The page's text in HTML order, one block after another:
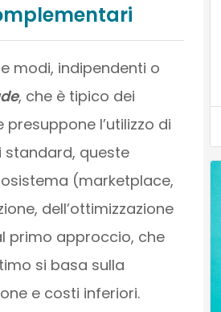
modi, indipendenti o
, che è tipico dei
l’utilizzo di
standard, queste
(marketplace,
dell’ottimizzazione
primo approccio, che
si basa sulla
e costi inferiori.